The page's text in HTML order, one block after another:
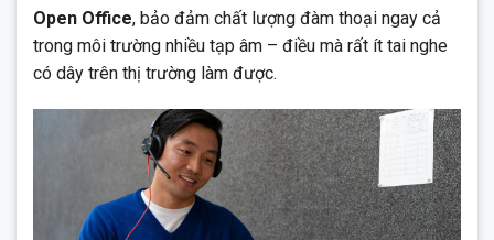
Open Office, bảo đảm chất lượng đàm thoại ngay cả
trong môi trường nhiều tạp âm – điều mà rất ít tai nghe
có dây trên thị trường làm được.